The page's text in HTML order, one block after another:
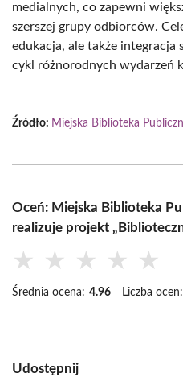
medialnych, co zapewni
szerszej grupy odbiorców.
edukacja, ale także integracja
cykl różnorodnych wydarzeń
Źródło: Miejska Biblioteka
Oceń: Miejska Biblioteka
realizuje projekt
★ ★ ★ ★ ★
Średnia ocena: 4.96 Liczba ocen:
Udostępnij